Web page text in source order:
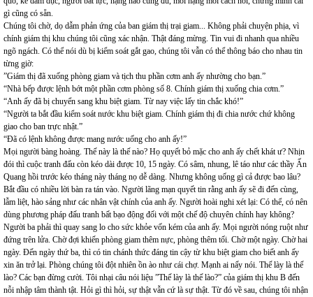
gì cũng có sẵn.
Chúng tôi chờ, dọ dẫm phản ứng của ban giám thị trại giam... Không phải chuyện phịa, vì
chính giám thị khu chúng tôi cũng xác nhận. Thật đáng mừng. Tin vui đi nhanh qua nhiều
ngõ ngách. Có thể nói dù bị kiểm soát gắt gao, chúng tôi vẫn có thể thông báo cho nhau tin
từng giờ:
”Giám thị đã xuống phòng giam và tịch thu phần cơm anh ấy nhường cho bạn.”
“Nhà bếp được lệnh bớt một phần cơm phòng số 8. Chính giám thị xuống chia cơm.”
“Anh ấy đã bị chuyển sang khu biệt giam. Từ nay việc lấy tin chắc khó!”
“Người ta bắt đầu kiểm soát nước khu biệt giam. Chính giám thị đi chia nước chứ không
giao cho ban trực nhật.”
“Đã có lệnh không được mang nước uống cho anh ấy!”
Mọi người bàng hoàng. Thế này là thế nào? Họ quyết bỏ mặc cho anh ấy chết khát ư? Nhịn
đói thì cuộc tranh đấu còn kéo dài được 10, 15 ngày. Có sâm, nhung, lê táo như các thầy Ấn
Quang hồi trước kéo tháng này tháng nọ dễ dàng. Nhưng không uống gì cả được bao lâu?
Bắt đầu có nhiều lời bàn ra tán vào. Người lãng mạn quyết tin rằng anh ấy sẽ đi đến cùng,
lẫm liệt, hào sảng như các nhân vật chính của anh ấy. Người hoài nghi xét lại: Có thể, có nên
dùng phương pháp đấu tranh bất bạo động đối với một chế độ chuyên chính hay không?
Người ba phải thì quay sang lo cho sức khỏe vốn kém của anh ấy. Mọi người nóng ruột như
đứng trên lửa. Chờ đợi khiến phòng giam thêm nực, phòng thêm tối. Chờ một ngày. Chờ hai
ngày. Đến ngày thứ ba, thì có tin chánh thức đáng tin cậy từ khu biệt giam cho biết anh ấy
xin ăn trở lại. Phòng chúng tôi đột nhiên ồn ào như cái chợ. Mạnh ai nấy nói. Thế lày là thế
lào? Các bạn đừng cười. Tôi nhại câu nói liệu ”Thế lày là thế lào?” của giám thị khu B đến
nỗi nhập tâm thành tật. Hỏi gì thì hỏi, sự thật vẫn cứ là sự thật. Từ đó về sau, chúng tôi nhận